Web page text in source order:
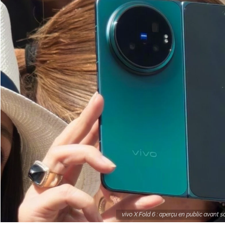
vivo X Fold 6 : aperçu en public avant